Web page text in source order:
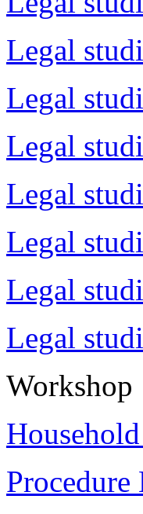
Legal
Legal
Legal
Legal
Legal
Legal
Legal
Workshop
Procedure